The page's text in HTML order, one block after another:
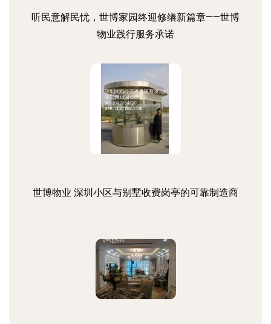
听民意解民忧，世博家园终迎修缮新篇章——世博
物业践行服务承诺
世博物业 深圳小区与别墅收费岗亭的可靠制造商